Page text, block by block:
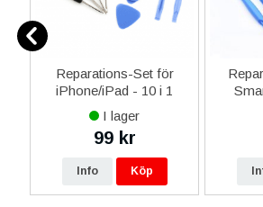
Reparations-Set för
iPhone/iPad - 10 i 1
I lager
99 kr
Info Köp